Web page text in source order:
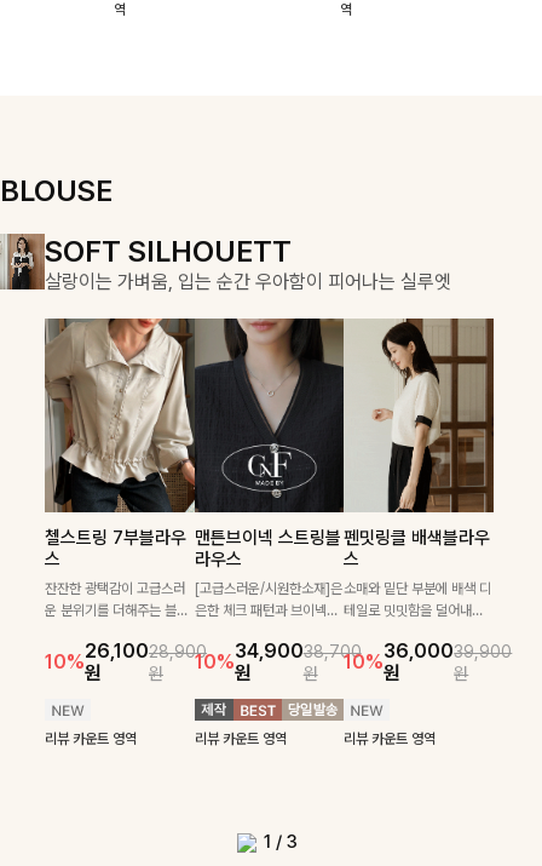
스에요🖤
역
할 수 있어요🤍
역
BLOUSE
SOFT SILHOUETT
살랑이는 가벼움, 입는 순간 우아함이 피어나는 실루엣
첼스트링 7부블라우
스
잔잔한 광택감이 고급스러
운 분위기를 더해주는 블라
프릴 밑단이 자연스럽게 실
루엣을 살려주며, 여유로운
스러운 무드를 완성해준답
니다 🤍
10%26,100
원
28,900
원
리뷰 카운트 영역
맨튼브이넥 스트링블
라우스
[고급스러운/시원한소재]은
은한 체크 패턴과 브이넥으
로 고급스러운 디테일을 넣
었으며 밑단스트링으로 핏
을 더욱 깔끔하게 잡아주는
블라우스예요 :)
10%34,900
원
38,700
원
리뷰 카운트 영역
펜밋링클 배색블라우
스
소매와 밑단 부분에 배색 디
테일로 밋밋함을 덜어내고
클 소재로 구김 걱정없이 즐
길 수 있는 블라우스랍니
10%36,000
원
39,900
원
리뷰 카운트 영역
COZY ESSENTIAL
매일의 일상을 부드럽게 감싸줄 니트 컬렉션
론클디 브이넥니트
부드럽게 몸을 감싸는 니트
짜임으로 편안한 착용감을
더해드리며 여유 있게 떨어
여리여리한 실루엣을 완성
해드려요 ✨ 단독은 물론 다
게 매치되는 데일리 니트랍
니다
10%원
원
리뷰 카운트 영역
칠스트라이프 카라7
부니트
[골드버튼/클래식무드🤍]
스트라이프 패턴으로 데일
이템입니다 카라넥 디자인
으로 깔끔한 이미지로 만들
어 주는 7부 니트입니다 ~
10%31,900
원
35,400
원
리뷰 카운트 영역
셀드펜던트 7부니트
넉넉한 핏으로 편하게 착용
가능한 심플&베이직 무드의
니트!레터리 펜던트로 고급
어요:D
10% 원
원
리뷰 카운트 영역
DOUBLE THE JOY
함께할 때 더욱 완벽한, 합리적인 선택으로 채우는 즐거움
필첸체크 스트링블라
우스+플레어스커트
SET
[활용도 좋은 투피스]은은한
테일이 어우러진 투피스 세
트입니다. 여유로운 상의와
풍성하게 퍼지는 롱스커트가
론, 단품으로도 다양하게 활
42,900
원
49,800
특스트라이프 링클원
피스+스트링자켓
SET
가볍고 시원한 링클 원피스
성되어 코디 고민 없이 완성
도 높은 스타일링을 연출해
주는 아이템 🤍 따로 또 같
이 활용하기 좋아 실용적이
며, 스트링 디테일로 다양한
69,900
원
79,400
원
헨틴링클 날개티셔츠
+치마바지SET
[텐션감↑/구김↓]가볍게
입기만 해도 코디가 완성되
럽게 퍼지는 프릴 날개 소매
가 우아한 포인트를 더해드
립니다💕 잔잔한 링클 텍스
처 소재와 편안한 허리밴딩
으로 하루 종일 산뜻하고 쾌
12%29,900
원
33,900
원
리뷰 카운트 영역
1 / 3